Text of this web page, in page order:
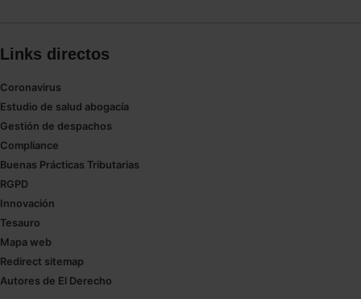
Links directos
Coronavirus
Estudio de salud abogacía
Gestión de despachos
Compliance
Buenas Prácticas Tributarias
RGPD
Innovación
Tesauro
Mapa web
Redirect sitemap
Autores de El Derecho